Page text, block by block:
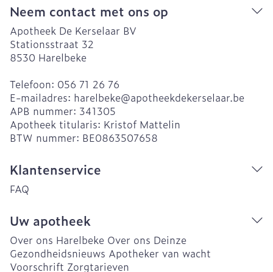
Neem contact met ons op
Apotheek De Kerselaar BV
Stationsstraat 32
8530 Harelbeke
Telefoon: 056 71 26 76
E-mailadres: harelbeke@apotheekdekerselaar.be
APB nummer: 341305
Apotheek titularis: Kristof Mattelin
BTW nummer: BE0863507658
Klantenservice
FAQ
Uw apotheek
Over ons Harelbeke Over ons Deinze
Gezondheidsnieuws Apotheker van wacht
Voorschrift Zorgtarieven